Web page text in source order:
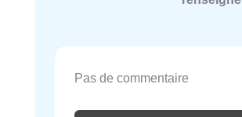
Pas de commentaire